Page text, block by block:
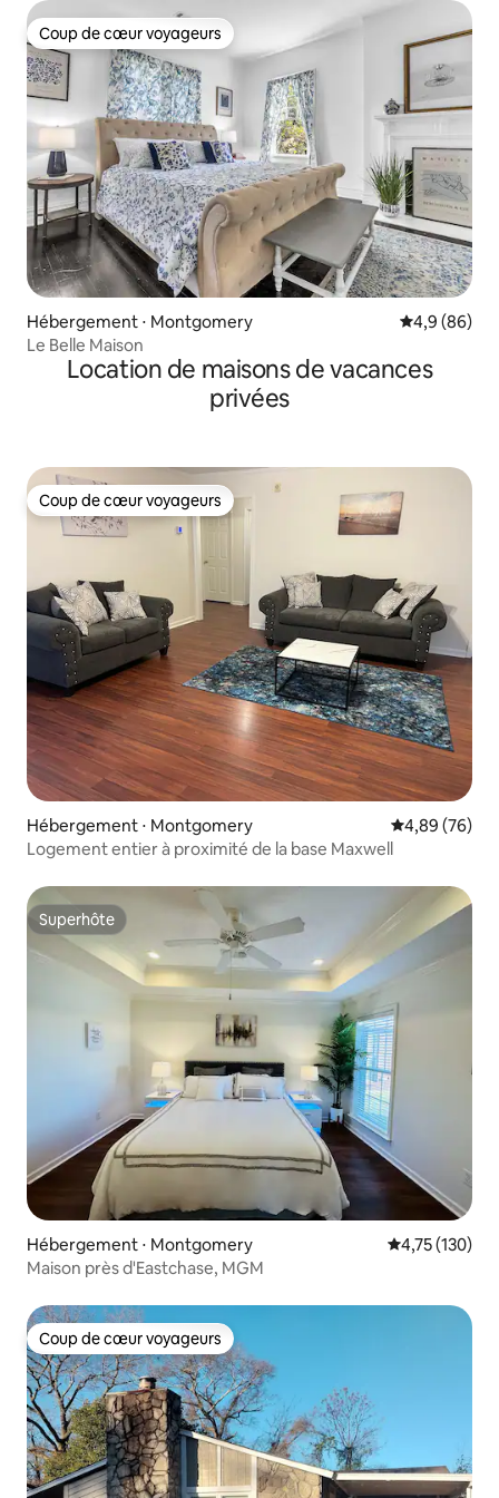
Coup de cœur voyageurs
Coup de cœur voyageurs
Hébergement ⋅ Montgomery Évaluation
4,9 (86)
Le Belle Maison
Location de maisons de vacances
privées
Coup de cœur voyageurs
Coup de cœur voyageurs
Hébergement ⋅ Montgomery Évaluation
4,89 (76)
Logement entier à proximité de la base Maxwell
Superhôte
Superhôte
Hébergement ⋅ Montgomery Évaluation
4,75 (130)
Maison près d'Eastchase, MGM
Coup de cœur voyageurs
Coup de cœur voyageurs